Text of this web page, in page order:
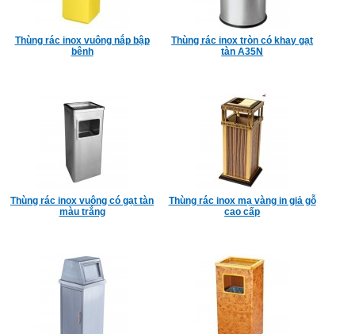
Thùng rác inox vuông nắp bập
bênh
Thùng rác inox tròn có khay gạt
tàn A35N
Thùng rác inox vuông có gạt tàn
màu trắng
Thùng rác inox mạ vàng in giả gỗ
cao cấp